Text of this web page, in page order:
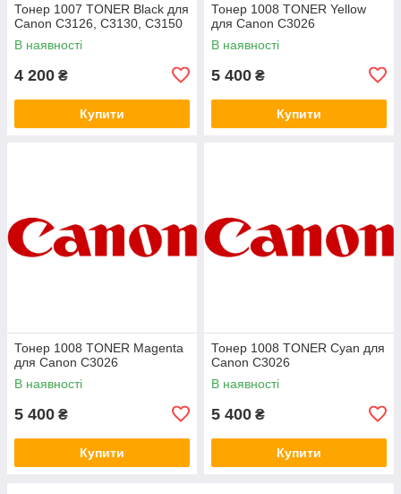
Тонер 1007 TONER Black для
Canon C3126, C3130, C3150
В наявності
4 200 ₴
Купити
Тонер 1008 TONER Yellow
для Canon C3026
В наявності
5 400 ₴
Купити
Тонер 1008 TONER Magenta
для Canon C3026
В наявності
5 400 ₴
Купити
Тонер 1008 TONER Cyan для
Canon C3026
В наявності
5 400 ₴
Купити